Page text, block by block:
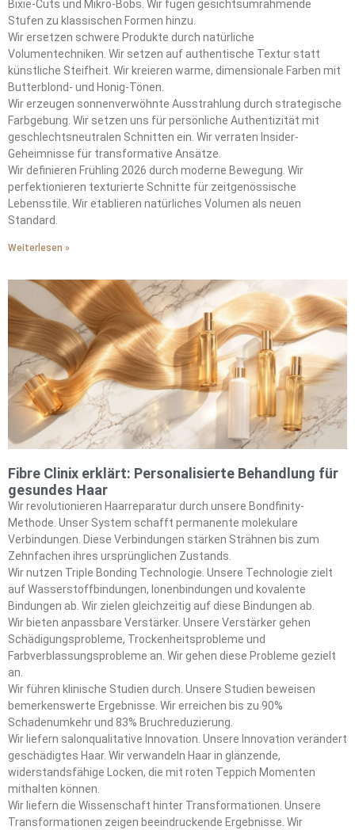
Bixie-Cuts und Mikro-Bobs. Wir fügen gesichtsumrahmende
Stufen zu klassischen Formen hinzu.
Wir ersetzen schwere Produkte durch natürliche
Volumentechniken. Wir setzen auf authentische Textur statt
künstliche Steifheit. Wir kreieren warme, dimensionale Farben mit
Butterblond- und Honig-Tönen.
Wir erzeugen sonnenverwöhnte Ausstrahlung durch strategische
Farbgebung. Wir setzen uns für persönliche Authentizität mit
geschlechtsneutralen Schnitten ein. Wir verraten Insider-
Geheimnisse für transformative Ansätze.
Wir definieren Frühling 2026 durch moderne Bewegung. Wir
perfektionieren texturierte Schnitte für zeitgenössische
Lebensstile. Wir etablieren natürliches Volumen als neuen
Standard.
Weiterlesen »
Fibre Clinix erklärt: Personalisierte Behandlung für
gesundes Haar
Wir revolutionieren Haarreparatur durch unsere Bondfinity-
Methode. Unser System schafft permanente molekulare
Verbindungen. Diese Verbindungen stärken Strähnen bis zum
Zehnfachen ihres ursprünglichen Zustands.
Wir nutzen Triple Bonding Technologie. Unsere Technologie zielt
auf Wasserstoffbindungen, Ionenbindungen und kovalente
Bindungen ab. Wir zielen gleichzeitig auf diese Bindungen ab.
Wir bieten anpassbare Verstärker. Unsere Verstärker gehen
Schädigungsprobleme, Trockenheitsprobleme und
Farbverblassungsprobleme an. Wir gehen diese Probleme gezielt
an.
Wir führen klinische Studien durch. Unsere Studien beweisen
bemerkenswerte Ergebnisse. Wir erreichen bis zu 90%
Schadenumkehr und 83% Bruchreduzierung.
Wir liefern salonqualitative Innovation. Unsere Innovation verändert
geschädigtes Haar. Wir verwandeln Haar in glänzende,
widerstandsfähige Locken, die mit roten Teppich Momenten
mithalten können.
Wir liefern die Wissenschaft hinter Transformationen. Unsere
Transformationen zeigen beeindruckende Ergebnisse. Wir